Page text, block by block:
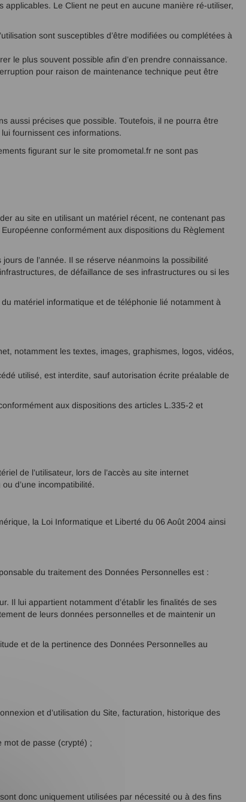
Le Client ne peut en aucune manière ré-utiliser,
sont susceptibles d’être modifiées ou complétées à
le plus souvent possible afin d’en prendre connaissance.
pour raison de maintenance technique peut être
aussi précises que possible. Toutefois, il ne pourra être
fournissent ces informations.
figurant sur le site promometal.fr ne sont pas
au site en utilisant un matériel récent, ne contenant pas
conformément aux dispositions du Règlement
de l’année. Il se réserve néanmoins la possibilité
de défaillance de ses infrastructures ou si les
matériel informatique et de téléphonie lié notamment à
notamment les textes, images, graphismes, logos, vidéos,
utilisé, est interdite, sauf autorisation écrite préalable de
aux dispositions des articles L.335-2 et
de l’utilisateur, lors de l’accès au site internet
d’une incompatibilité.
la Loi Informatique et Liberté du 06 Août 2004 ainsi
du traitement des Données Personnelles est :
Il lui appartient notamment d’établir les finalités de ses
de leurs données personnelles et de maintenir un
et de la pertinence des Données Personnelles au
et d’utilisation du Site, facturation, historique des
mot de passe (crypté) ;
donc uniquement utilisées par nécessité ou à des fins